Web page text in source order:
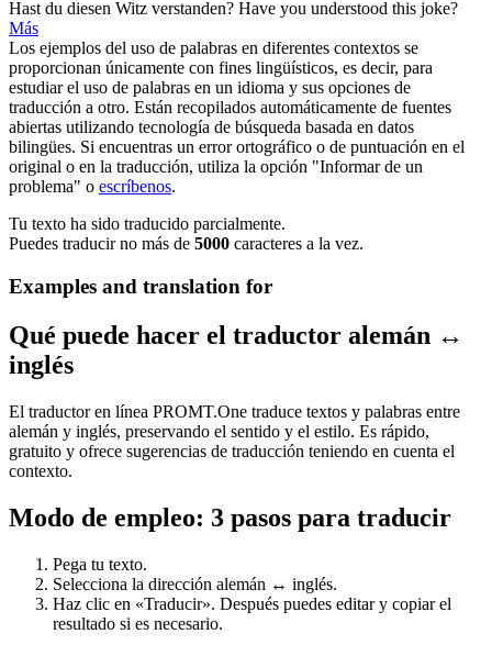
Hast du diesen Witz verstanden? Have you understood this joke?
Más
Los ejemplos del uso de palabras en diferentes contextos se
proporcionan únicamente con fines lingüísticos, es decir, para
estudiar el uso de palabras en un idioma y sus opciones de
traducción a otro. Están recopilados automáticamente de fuentes
abiertas utilizando tecnología de búsqueda basada en datos
bilingües. Si encuentras un error ortográfico o de puntuación en el
original o en la traducción, utiliza la opción "Informar de un
problema" o escríbenos.
Tu texto ha sido traducido parcialmente.
Puedes traducir no más de 5000 caracteres a la vez.
Examples and translation for
Qué puede hacer el traductor alemán ↔
inglés
El traductor en línea PROMT.One traduce textos y palabras entre
alemán y inglés, preservando el sentido y el estilo. Es rápido,
gratuito y ofrece sugerencias de traducción teniendo en cuenta el
contexto.
Modo de empleo: 3 pasos para traducir
Pega tu texto.
Selecciona la dirección alemán ↔ inglés.
Haz clic en «Traducir». Después puedes editar y copiar el
resultado si es necesario.